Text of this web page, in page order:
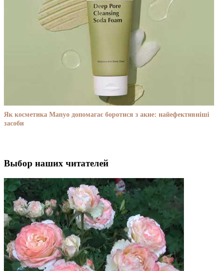
Як косметика Manyo допомагає боротися з акне: найефективніші
засоби
Выбор наших читателей